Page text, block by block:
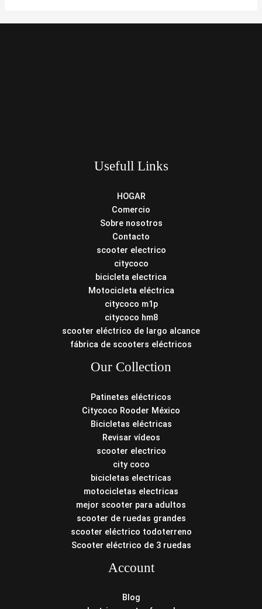
Usefull Links
HOGAR
Comercio
Sobre nosotros
Contacto
scooter electrico
citycoco
bicicleta electrica
Motocicleta eléctrica
citycoco m1p
citycoco hm8
scooter eléctrico de largo alcance
fábrica de scooters eléctricos
Our Collection
Patinetes eléctricos
Citycoco Rooder México
Bicicletas eléctricas
Revisar vídeos
scooter electrico
city coco
bicicletas electricas
motocicletas electricas
mejor scooter para adultos
scooter de ruedas grandes
scooter eléctrico todoterreno
Scooter eléctrico de 3 ruedas
Account
Blog